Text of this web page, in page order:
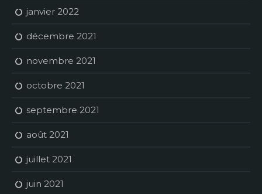
janvier 2022
décembre 2021
novembre 2021
octobre 2021
septembre 2021
août 2021
juillet 2021
juin 2021